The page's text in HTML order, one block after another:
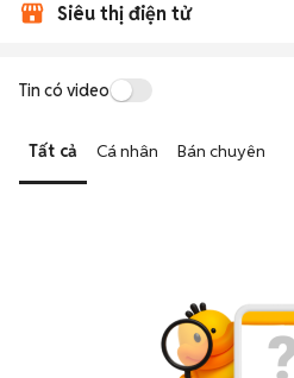
Siêu thị điện tử
Tin có video
Tất cả Cá nhân Bán chuyên